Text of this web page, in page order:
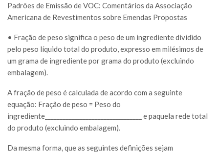
Padrões de Emissão de VOC: Comentários da Associação
Americana de Revestimentos sobre Emendas Propostas
• Fração de peso significa o peso de um ingrediente dividido
pelo peso líquido total do produto, expresso em milésimos de
um grama de ingrediente por grama do produto (excluindo
embalagem).
A fração de peso é calculada de acordo com a seguinte
equação: Fração de peso = Peso do
ingrediente_________________________________ e paquela rede total
do produto (excluindo embalagem).
Da mesma forma, que as seguintes definições sejam